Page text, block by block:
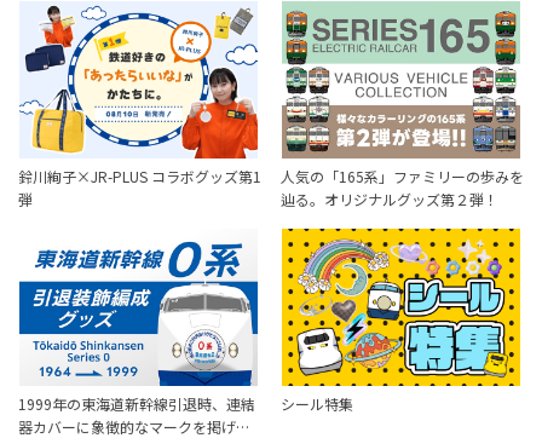
鈴川絢子×JR-PLUS コラボグッズ第1
弾
人気の「165系」ファミリーの歩みを
辿る。オリジナルグッズ第２弾！
1999年の東海道新幹線引退時、連結
器カバーに象徴的なマークを掲げ…
シール特集